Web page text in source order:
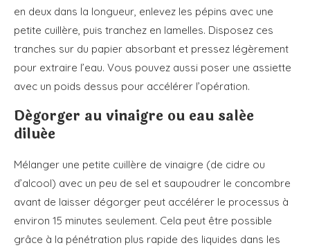
en deux dans la longueur, enlevez les pépins avec une
petite cuillère, puis tranchez en lamelles. Disposez ces
tranches sur du papier absorbant et pressez légèrement
pour extraire l’eau. Vous pouvez aussi poser une assiette
avec un poids dessus pour accélérer l’opération.
Dégorger au vinaigre ou eau salée
diluée
Mélanger une petite cuillère de vinaigre (de cidre ou
d’alcool) avec un peu de sel et saupoudrer le concombre
avant de laisser dégorger peut accélérer le processus à
environ 15 minutes seulement. Cela peut être possible
grâce à la pénétration plus rapide des liquides dans les